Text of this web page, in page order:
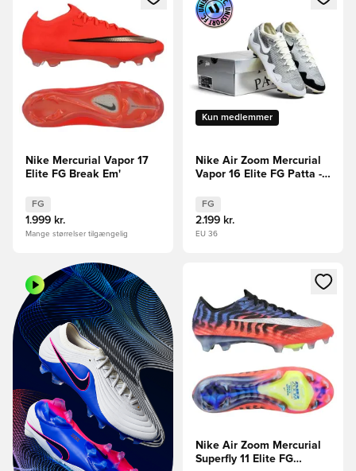
Nike Mercurial Vapor 17
Elite FG Break Em'
FG
1.999 kr.
Mange størrelser tilgængelig
Kun medlemmer
Nike Air Zoom Mercurial
Vapor 16 Elite FG Patta -
EDITION
FG
2.199 kr.
EU 36
Åbner en Modal til at logge
Nike Air Zoom Mercurial
Superfly 11 Elite FG